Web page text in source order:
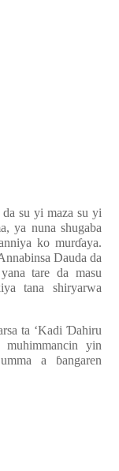
da su yi maza su yi
ya nuna shugaba
ko murɗaya.
Dauda da
tare da masu
tana shiryarwa
ta ‘KadiƊahiru
yin
a ɓangaren